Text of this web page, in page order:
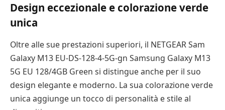
Design eccezionale e colorazione verde
unica
Oltre alle sue prestazioni superiori, il NETGEAR Sam
Galaxy M13 EU-DS-128-4-5G-gn Samsung Galaxy M13
5G EU 128/4GB Green si distingue anche per il suo
design elegante e moderno. La sua colorazione verde
unica aggiunge un tocco di personalità e stile al